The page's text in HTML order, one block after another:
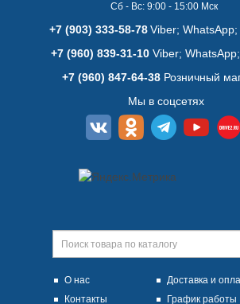
Сб - Вс: 9:00 - 15:00 Мск
+7 (903) 333-58-78 Viber; WhatsАpp;
+7 (960) 839-31-10Viber; WhatsАpp;
+7 (960) 847-64-38 Розничный
Мы в соцсетях
О нас
Доставка и
Контакты
График работы